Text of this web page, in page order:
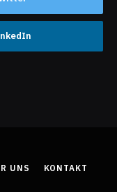
UNS
KONTAKT